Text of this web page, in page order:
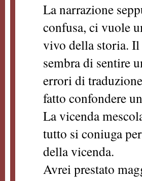
La narrazione
confusa, ci vuole
vivo della storia.
sembra di sentire
errori di
fatto confondere
La vicenda
tutto si coniuga
della vicenda.
Avrei prestato